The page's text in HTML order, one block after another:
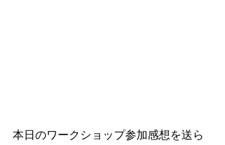
本日のワークショップ参加感想を送ら